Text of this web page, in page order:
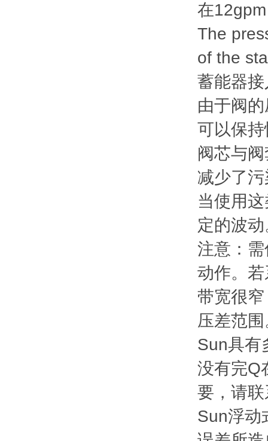
在
The
of the
蓄能器
由于阀
可以保
阀芯与
减少了
当使用
定的波
注意：
动作。
带宽很
压差范
Sun具有
没有完Q
要，请
Sun浮动